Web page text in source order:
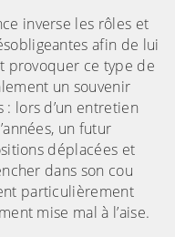
inverse les rôles et
afin de lui
provoquer ce type de
un souvenir
lors d’un entretien
un futur
déplacées et
dans son cou
particulièrement
mise mal à l’aise.